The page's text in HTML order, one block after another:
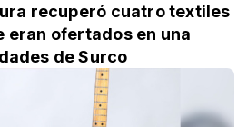
recuperó cuatro textiles
eran ofertados en una
de Surco